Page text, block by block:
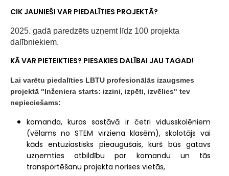
CIK JAUNIEŠI VAR PIEDALĪTIES PROJEKTĀ?
2025. gadā paredzēts uzņemt līdz 100 projekta
dalībniekiem.
KĀ VAR PIETEIKTIES? PIESAKIES DALĪBAI JAU TAGAD!
Lai varētu piedalīties LBTU profesionālās izaugsmes
projektā "Inženiera starts: izzini, izpēti, izvēlies" tev
nepieciešams:
komanda, kuras sastāvā ir četri vidusskolēniem
(vēlams no STEM virziena klasēm), skolotājs vai
kāds entuziastisks pieaugušais, kurš būs gatavs
uzņemties atbildību par komandu un tās
transportēšanu projekta norises vietās,